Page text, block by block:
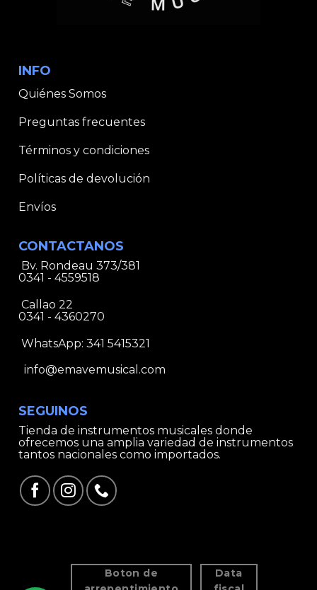
INFO
Quiénes Somos
Preguntas frecuentes
Términos y condiciones
Políticas de devolución
Envíos
CONTACTANOS
Bv. Rondeau 373/381
0341 - 4559518
Callao 22
0341 - 4360270
WhatsApp: 341 5415321
info@emavemusical.com
SEGUINOS
Tienda de instrumentos musicales donde
ofrecemos una amplia variedad de instrumentos
tantos nacionales como importados.
Boton de
Data